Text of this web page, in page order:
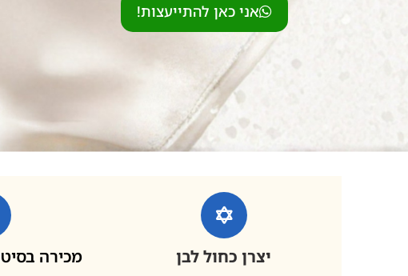
אני כאן להתייעצות!
יצרן כחול לבן מכירה